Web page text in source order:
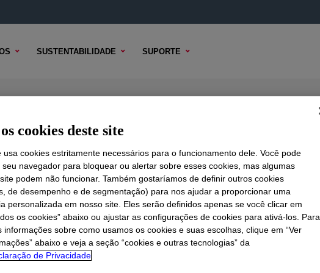
SUSTENTABILIDADE SUPORTE
TÉCNICO OPÇÕES DE AMOSTRA OPÇÕES DE COMPRA
cookies deste site
usa cookies estritamente necessários para o funcionamento dele. Você pode
navegador para bloquear ou alertar sobre esses cookies, mas algumas
podem não funcionar. Também gostaríamos de definir outros cookies
de desempenho e de segmentação) para nos ajudar a proporcionar uma
personalizada em nosso site. Eles serão definidos apenas se você clicar em
os cookies” abaixo ou ajustar as configurações de cookies para ativá-los. Para
informações sobre como usamos os cookies e suas escolhas, clique em “Ver
abaixo e veja a seção “cookies e outras tecnologias” da
de Privacidade